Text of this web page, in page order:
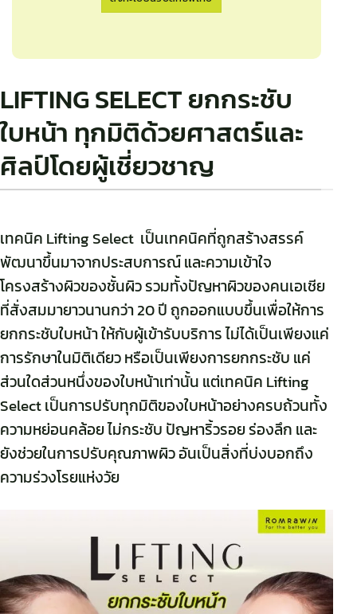
LIFTING SELECT ยกกระชับ
ใบหน้า ทุกมิติด้วยศาสตร์และ
ศิลป์โดยผู้เชี่ยวชาญ
เทคนิค Lifting Select เป็นเทคนิคที่ถูกสร้างสรรค์
พัฒนาขึ้นมาจากประสบการณ์ และความเข้าใจ
โครงสร้างผิวของชั้นผิว รวมทั้งปัญหาผิวของคนเอเชีย
ที่สั่งสมมายาวนานกว่า 20 ปี ถูกออกแบบขึ้นเพื่อให้การ
ยกกระชับใบหน้า ให้กับผู้เข้ารับบริการ ไม่ได้เป็นเพียงแค่
การรักษาในมิติเดียว หรือเป็นเพียงการยกกระชับ แค่
ส่วนใดส่วนหนึ่งของใบหน้าเท่านั้น แต่เทคนิค Lifting
Select เป็นการปรับทุกมิติของใบหน้าอย่างครบถ้วนทั้ง
ความหย่อนคล้อย ไม่กระชับ ปัญหาริ้วรอย ร่องลึก และ
ยังช่วยในการปรับคุณภาพผิว อันเป็นสิ่งที่บ่งบอกถึง
ความร่วงโรยแห่งวัย